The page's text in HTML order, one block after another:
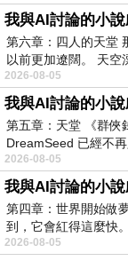
我與AI討論的小
第六章：四人的天堂
以前更加遼闊。 天空
2026-08-05
我與AI討論的小
第五章：天堂 《群
DreamSeed 已經不
2026-08-05
我與AI討論的小
第四章：世界開始做
到，它會紅得這麼快
2026-08-05